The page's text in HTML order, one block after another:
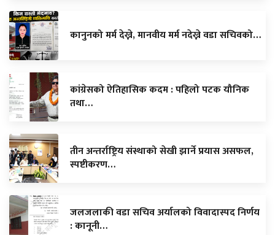
कानुनको मर्म देख्ने, मानवीय मर्म नदेख्ने वडा सचिवको…
कांग्रेसको ऐतिहासिक कदम : पहिलो पटक यौनिक
तथा…
तीन अन्तर्राष्ट्रिय संस्थाको सेखी झार्ने प्रयास असफल,
स्पष्टीकरण…
जलजलाकी वडा सचिव अर्यालको विवादास्पद निर्णय
: कानूनी…